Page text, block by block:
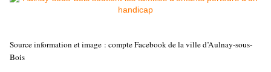
Source information et image : compte Facebook de la ville d’Aulnay-sous-
Bois